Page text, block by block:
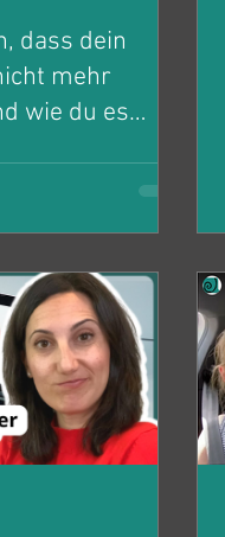
dass dein
mehr
wie du es
auch bei dir
dann keine Sorge -